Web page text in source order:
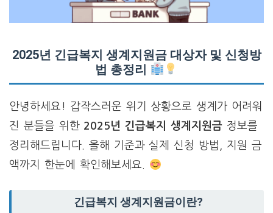
2025년 긴급복지 생계지원금 대상자 및 신청방
법 총정리
안녕하세요! 갑작스러운 위기 상황으로 생계가 어려워
진 분들을 위한 2025년 긴급복지 생계지원금 정보를
정리해드립니다. 올해 기준과 실제 신청 방법, 지원 금
액까지 한눈에 확인해보세요.
긴급복지 생계지원금이란?